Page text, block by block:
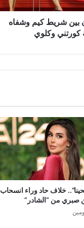
بين شريط كيم وشفاه
كورتني وكلوي
خلاف حاد وراء انسحاب
صبري من “الشادر”